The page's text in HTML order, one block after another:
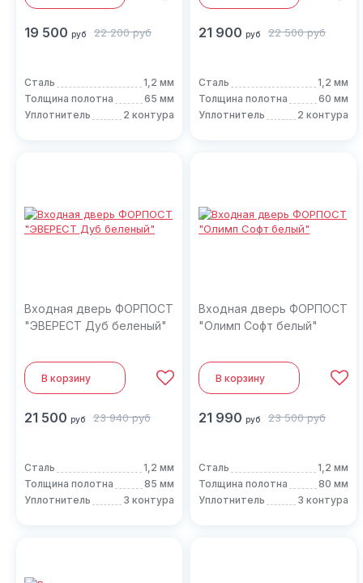
19 500 руб 22 200 руб
Сталь
1,2 мм
Толщина полотна
65 мм
Уплотнитель
2 контура
21 900 руб 22 500 руб
Сталь
1,2 мм
Толщина полотна
60 мм
Уплотнитель
2 контура
Входная дверь ФОРПОСТ
"ЭВЕРЕСТ Дуб беленый"
В корзину
21 500 руб 23 940 руб
Сталь
1,2 мм
Толщина полотна
85 мм
Уплотнитель
3 контура
Входная дверь ФОРПОСТ
"Олимп Софт белый"
В корзину
21 990 руб 23 500 руб
Сталь
1,2 мм
Толщина полотна
80 мм
Уплотнитель
3 контура